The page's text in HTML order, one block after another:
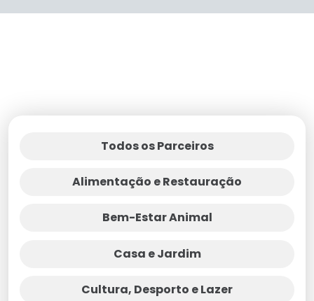
Todos os Parceiros
Alimentação e Restauração
Bem-Estar Animal
Casa e Jardim
Cultura, Desporto e Lazer